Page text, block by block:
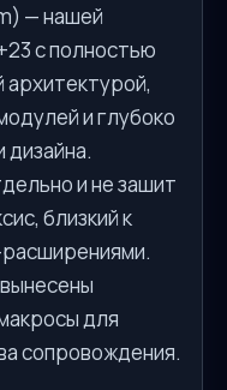
— нашей
с полностью
и глубоко
и не зашит
близкий к
для
сопровождения.